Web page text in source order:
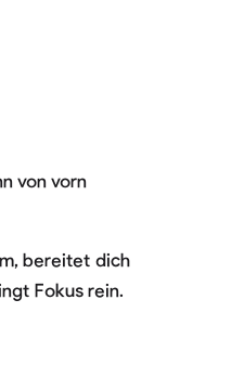
von vorn
bereitet dich
Fokus rein.